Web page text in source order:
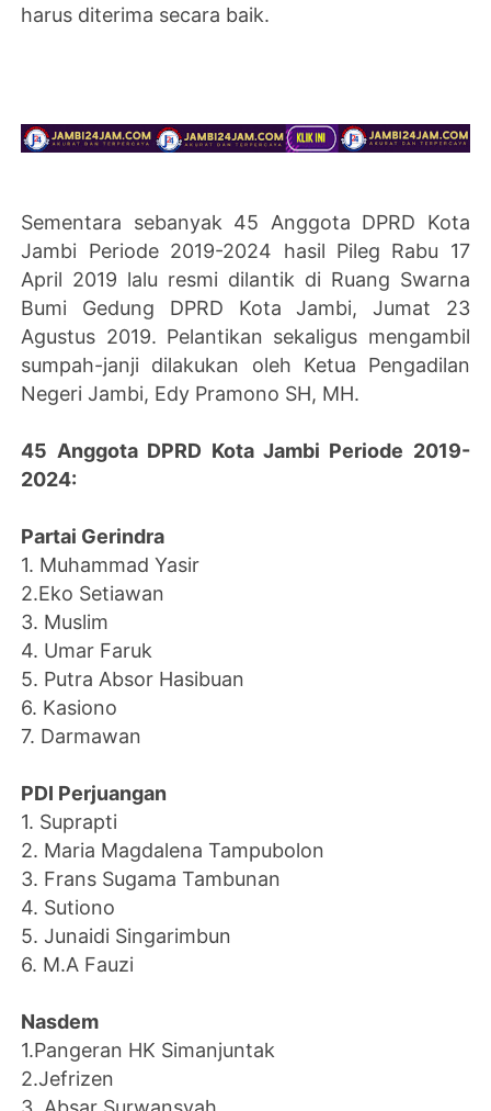
harus diterima secara baik.
Sementara sebanyak 45 Anggota DPRD Kota
Jambi Periode 2019-2024 hasil Pileg Rabu 17
April 2019 lalu resmi dilantik di Ruang Swarna
Bumi Gedung DPRD Kota Jambi, Jumat 23
Agustus 2019. Pelantikan sekaligus mengambil
sumpah-janji dilakukan oleh Ketua Pengadilan
Negeri Jambi, Edy Pramono SH, MH.
45 Anggota DPRD Kota Jambi Periode 2019-
2024:
Partai Gerindra
1. Muhammad Yasir
2.Eko Setiawan
3. Muslim
4. Umar Faruk
5. Putra Absor Hasibuan
6. Kasiono
7. Darmawan
PDI Perjuangan
1. Suprapti
2. Maria Magdalena Tampubolon
3. Frans Sugama Tambunan
4. Sutiono
5. Junaidi Singarimbun
6. M.A Fauzi
Nasdem
1.Pangeran HK Simanjuntak
2.Jefrizen